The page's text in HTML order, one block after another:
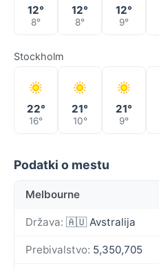
12°
8°
12°
8°
12°
9°
Stockholm
22°
16°
21°
10°
21°
9°
Podatki o mestu
Melbourne
Država: 🇦🇺 Avstralija
Prebivalstvo: 5,350,705